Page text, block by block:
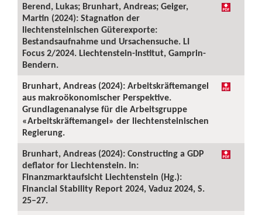
Berend, Lukas; Brunhart, Andreas; Geiger,
Martin (2024): Stagnation der
liechtensteinischen Güterexporte:
Bestandsaufnahme und Ursachensuche. LI
Focus 2/2024. Liechtenstein-Institut, Gamprin-
Bendern.
Brunhart, Andreas (2024): Arbeitskräftemangel
aus makroökonomischer Perspektive.
Grundlagenanalyse für die Arbeitsgruppe
«Arbeitskräftemangel» der liechtensteinischen
Regierung.
Brunhart, Andreas (2024): Constructing a GDP
deflator for Liechtenstein. In:
Finanzmarktaufsicht Liechtenstein (Hg.):
Financial Stability Report 2024, Vaduz 2024, S.
25–27.